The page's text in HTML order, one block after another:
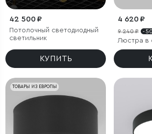
42 500 ₽
Потолочный светодиодный
светильник
КУПИТЬ
4 620 ₽
9 240 ₽ -
Люстра в
ТОВАРЫ ИЗ ЕВРОПЫ